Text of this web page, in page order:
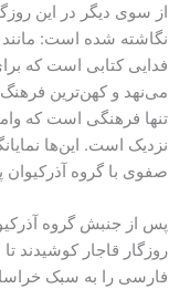
از سوی دیگر در این
نگاشته شده است:
فدایی کتابی است که
می‌نهد و کهن‌ترین فرهنگ
تنها فرهنگی است که
نزدیک است. این‌ها
صفوی با گروه آذرکیوان
پس از جنبش گروه
روزگار قاجار کوشیدند تا
فارسی را به سبک